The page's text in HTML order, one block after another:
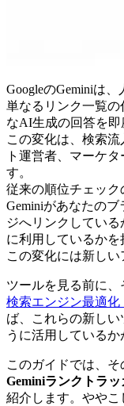
GoogleのGeminiは
単なるリンク一覧
なAI生成の回答を即
この変化は、検索
ト運営者、マーケ
す。
従来の順位チェック
Geminiがあなたの
ジへリンクしてい
に利用しているかを
この変化には新しい
ツールを見る前に、
検索エンジン最適化
ば、これらの新し
うに活用しているか
このガイドでは、
Geminiランクトラ
紹介します。やや